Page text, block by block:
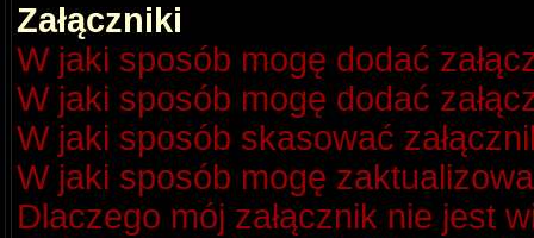
Załączniki
W jaki sposób mogę dodać
W jaki sposób mogę dodać
W jaki sposób skasować
W jaki sposób mogę
Dlaczego mój załącznik nie jest